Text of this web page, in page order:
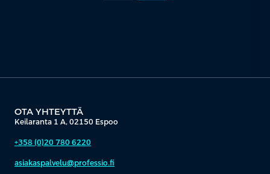
OTA YHTEYTTÄ
Keilaranta 1 A, 02150 Espoo
+358 (0)20 780 6220
asiakaspalvelu@professio.fi